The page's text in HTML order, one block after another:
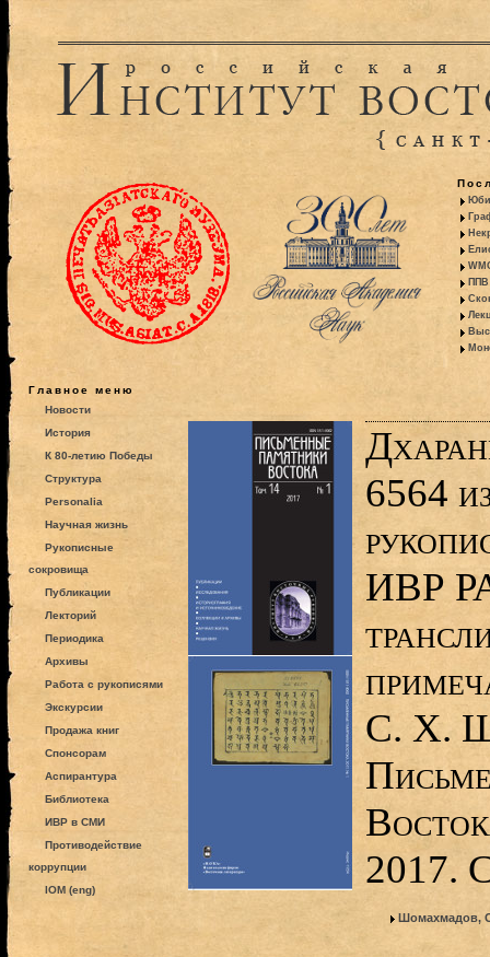
ППВ
Главное меню
Новости
История
К 80-летию Победы
Структура
Personalia
Научная жизнь
Рукописные
сокровища
Публикации
Лекторий
Периодика
Архивы
Работа с рукописями
Экскурсии
Продажа книг
Спонсорам
Аспирантура
Библиотека
ИВР в СМИ
Противодействие
коррупции
IOM (eng)
6564
ИВР
С. Х.
2017.
Шомахмадов,